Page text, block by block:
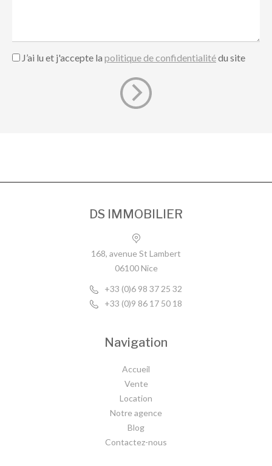
J’ai lu et j'accepte la politique de confidentialitédu site
DS IMMOBILIER
168, avenue St Lambert
06100 Nice
+33 (0)6 98 37 25 32
+33 (0)9 86 17 50 18
Navigation
Accueil
Vente
Location
Notre agence
Blog
Contactez-nous